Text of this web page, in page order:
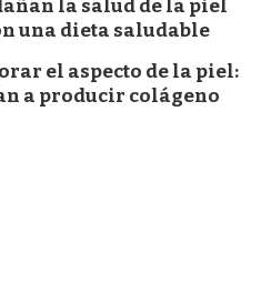
la salud de la piel
una dieta saludable
el aspecto de la piel:
a producir colágeno